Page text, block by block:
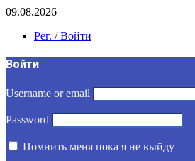
09.08.2026
Рег. / Войти
Войти
Username or email
Password
Помнить меня пока я не выйду